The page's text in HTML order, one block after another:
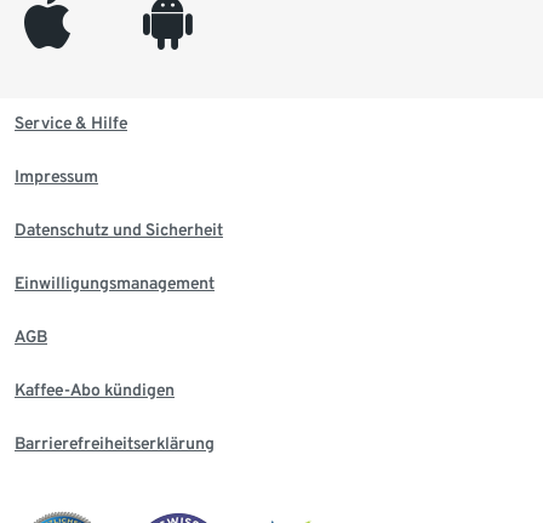
appleinc android
Service & Hilfe
Impressum
Datenschutz und Sicherheit
Einwilligungsmanagement
AGB
Kaffee-Abo kündigen
Barrierefreiheitserklärung